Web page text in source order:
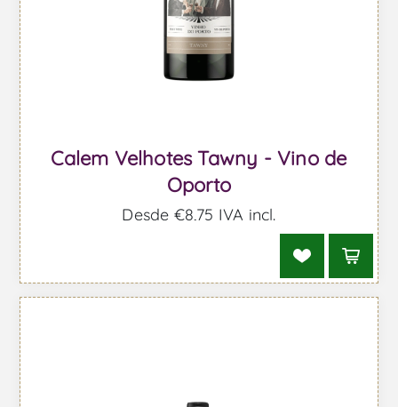
Calem Velhotes Tawny - Vino de
Oporto
Desde €8,75 IVA incl.